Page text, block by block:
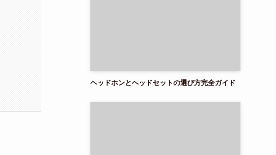
ヘッドホンとヘッドセットの選び方完全ガイド